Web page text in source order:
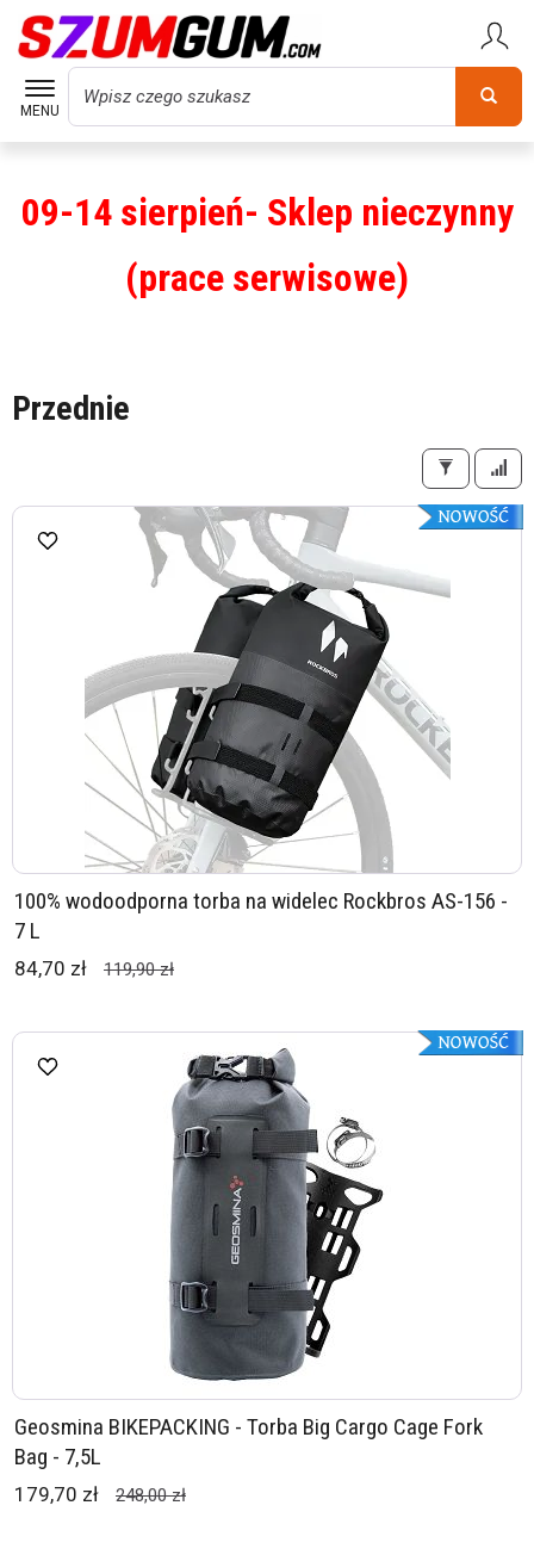
09-14 sierpień- Sklep nieczynny
(prace serwisowe)
MENU
Wyszukaj
Przednie
100% wodoodporna torba na widelec Rockbros AS-156 -
7 L
84,70 zł 119,90 zł
Geosmina BIKEPACKING - Torba Big Cargo Cage Fork
Bag - 7,5L
179,70 zł 248,00 zł